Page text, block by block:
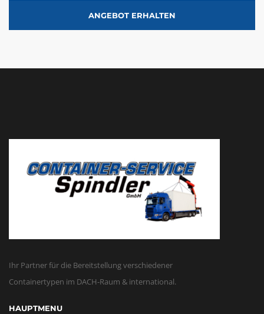
ANGEBOT ERHALTEN
Ihr Partner für die Bereitstellung verschiedener
Containertypen im DACH-Raum & international.
HAUPTMENU